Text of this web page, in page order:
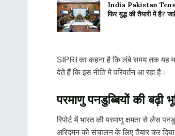
India Pakistan Tension
फिर युद्ध की तैयारी में है?
SIPRI का कहना है कि लंबे समय तक यह
देते हैं कि इस नीति में परिवर्तन आ रहा है।
परमाणु पनडुब्बियों की बढ़ी
रिपोर्ट में भारत की परमाणु क्षमता से लैस
अरिदमन को संचालन के लिए तैयार कर